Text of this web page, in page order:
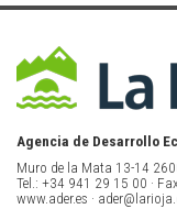
Agencia de Desarrollo
Muro de la Mata 13-14
Tel.: +34 941 29 15 00 ·
www.ader.es ·